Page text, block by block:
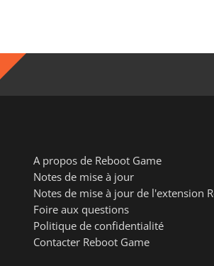
A propos de Reboot Game
Notes de mise à jour
Notes de mise à jour de l'extension
Foire aux questions
Politique de confidentialité
Contacter Reboot Game